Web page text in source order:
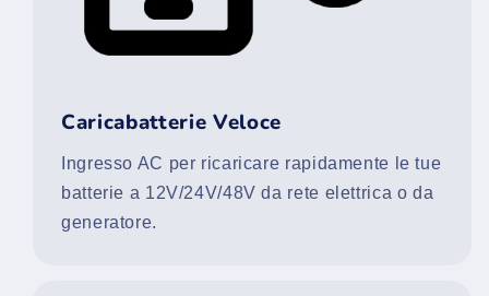
Caricabatterie Veloce
Ingresso AC per ricaricare rapidamente le tue
batterie a 12V/24V/48V da rete elettrica o da
generatore.